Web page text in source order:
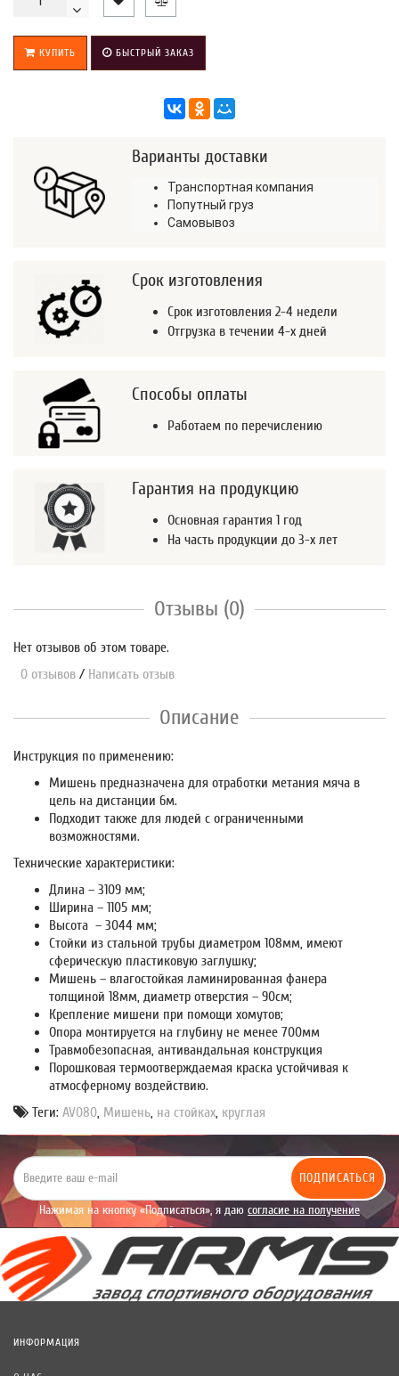
КУПИТЬ БЫСТРЫЙ ЗАКАЗ
Варианты доставки
Транспортная компания
Попутный груз
Самовывоз
Срок изготовления
Срок изготовления 2-4 недели
Отгрузка в течении 4-х дней
Способы оплаты
Работаем по перечислению
Гарантия на продукцию
Основная гарантия 1 год
На часть продукции до 3-х лет
Отзывы (0)
Нет отзывов об этом товаре.
0 отзывов / Написать отзыв
Описание
Инструкция по применению:
Мишень предназначена для отработки метания мяча в
цель на дистанции 6м.
Подходит также для людей с ограниченными
возможностями.
Технические характеристики:
Длина – 3109 мм;
Ширина – 1105 мм;
Высота – 3044 мм;
Стойки из стальной трубы диаметром 108мм, имеют
сферическую пластиковую заглушку;
Мишень – влагостойкая ламинированная фанера
толщиной 18мм, диаметр отверстия – 90см;
Крепление мишени при помощи хомутов;
Опора монтируется на глубину не менее 700мм
Травмобезопасная, антивандальная конструкция
Порошковая термоотверждаемая краска устойчивая к
атмосферному воздействию.
Теги: AV080, Мишень, на стойках, круглая
ПОДПИСАТЬСЯ
Нажимая на кнопку «Подписаться», я даю согласие на получение
уведомлений рекламного характера.
ИНФОРМАЦИЯ